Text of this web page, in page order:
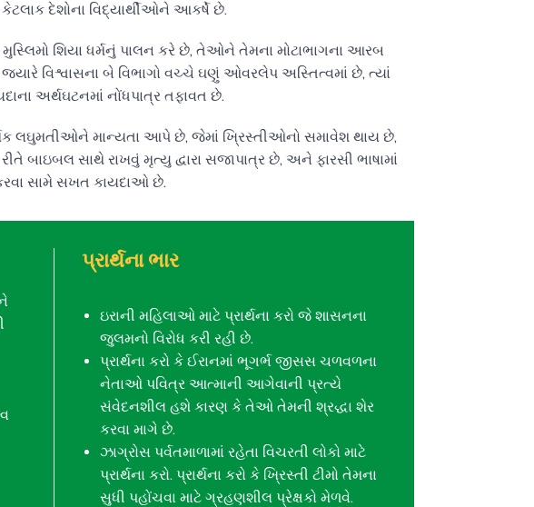
દેશોના વિદ્યાર્થીઓને આકર્ષે છે.
મુસ્લિમો શિયા ધર્મનું પાલન કરે છે, તેઓને તેમના મોટાભાગના આરબ
વિશ્વાસના બે વિભાગો વચ્ચે ઘણું ઓવરલેપ અસ્તિત્વમાં છે, ત્યાં
અર્થઘટનમાં નોંધપાત્ર તફાવત છે.
લઘુમતીઓને માન્યતા આપે છે, જેમાં ખ્રિસ્તીઓનો સમાવેશ થાય છે,
બાઇબલ સાથે રાખવું મૃત્યુ દ્વારા સજાપાત્ર છે, અને ફારસી ભાષામાં
સામે સખત કાયદાઓ છે.
પ્રાર્થના ભાર
ઇરાની મહિલાઓ માટે પ્રાર્થના કરો જે શાસનના
જુલમનો વિરોધ કરી રહી છે.
પ્રાર્થના કરો કે ઈરાનમાં ભૂગર્ભ જીસસ ચળવળના
નેતાઓ પવિત્ર આત્માની આગેવાની પ્રત્યે
સંવેદનશીલ હશે કારણ કે તેઓ તેમની શ્રદ્ધા શેર
કરવા માગે છે.
ઝાગ્રોસ પર્વતમાળામાં રહેતા વિચરતી લોકો માટે
પ્રાર્થના કરો. પ્રાર્થના કરો કે ખ્રિસ્તી ટીમો તેમના
સુધી પહોંચવા માટે ગ્રહણશીલ પ્રેક્ષકો મેળવે.